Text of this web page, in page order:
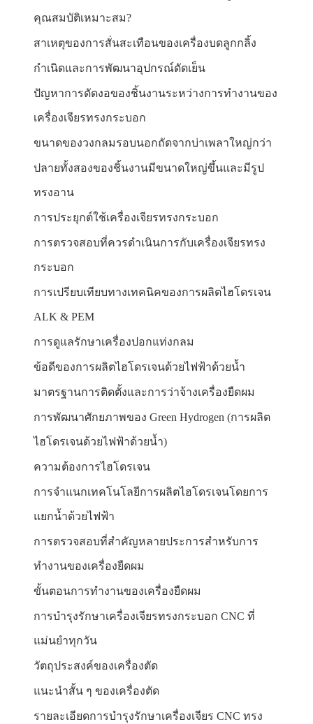
คุณสมบัติเหมาะสม?
สาเหตุของการสั่นสะเทือนของเครื่องบดลูกกลิ้ง
กำเนิดและการพัฒนาอุปกรณ์ดัดเย็น
ปัญหาการดัดงอของชิ้นงานระหว่างการทำงานของ
เครื่องเจียรทรงกระบอก
ขนาดของวงกลมรอบนอกถัดจากบ่าเพลาใหญ่กว่า
ปลายทั้งสองของชิ้นงานมีขนาดใหญ่ขึ้นและมีรูป
ทรงอาน
การประยุกต์ใช้เครื่องเจียรทรงกระบอก
การตรวจสอบที่ควรดำเนินการกับเครื่องเจียรทรง
กระบอก
การเปรียบเทียบทางเทคนิคของการผลิตไฮโดรเจน
ALK & PEM
การดูแลรักษาเครื่องปอกแท่งกลม
ข้อดีของการผลิตไฮโดรเจนด้วยไฟฟ้าด้วยน้ำ
มาตรฐานการติดตั้งและการว่าจ้างเครื่องยืดผม
การพัฒนาศักยภาพของ Green Hydrogen (การผลิต
ไฮโดรเจนด้วยไฟฟ้าด้วยน้ำ)
ความต้องการไฮโดรเจน
การจำแนกเทคโนโลยีการผลิตไฮโดรเจนโดยการ
แยกน้ำด้วยไฟฟ้า
การตรวจสอบที่สำคัญหลายประการสำหรับการ
ทำงานของเครื่องยืดผม
ขั้นตอนการทำงานของเครื่องยืดผม
การบำรุงรักษาเครื่องเจียรทรงกระบอก CNC ที่
แม่นยำทุกวัน
วัตถุประสงค์ของเครื่องตัด
แนะนำสั้น ๆ ของเครื่องตัด
รายละเอียดการบำรุงรักษาเครื่องเจียร CNC ทรง